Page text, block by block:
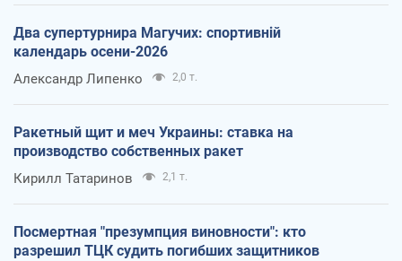
Два супертурнира Магучих: спортивній
календарь осени-2026
Александр Липенко 2,0 т.
Ракетный щит и меч Украины: ставка на
производство собственных ракет
Кирилл Татаринов 2,1 т.
Посмертная "презумпция виновности": кто
разрешил ТЦК судить погибших защитников